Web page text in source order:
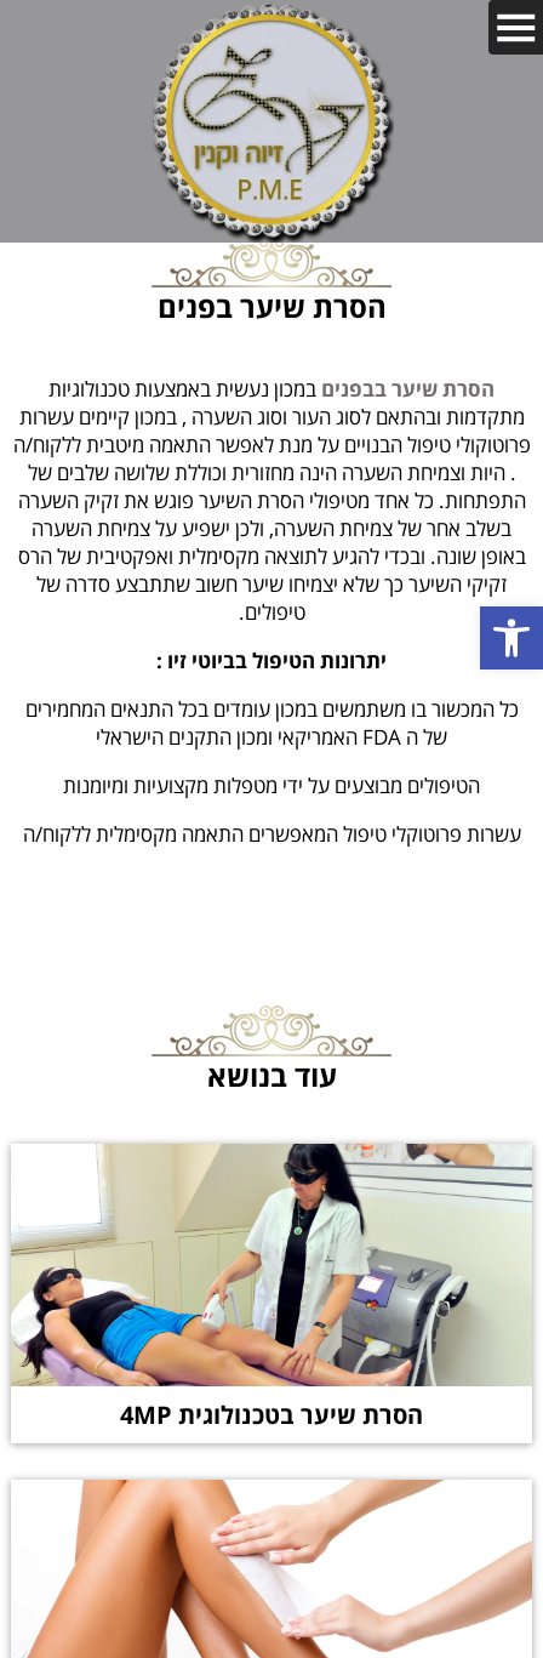
פתח סרגל נגישות
הסרת שיער בפנים
הסרת שיער בבפנים במכון נעשית באמצעות טכנולוגיות
מתקדמות ובהתאם לסוג העור וסוג השערה , במכון קיימים עשרות
פרוטוקולי טיפול הבנויים על מנת לאפשר התאמה מיטבית ללקוח/ה
. היות וצמיחת השערה הינה מחזורית וכוללת שלושה שלבים של
התפתחות. כל אחד מטיפולי הסרת השיער פוגש את זקיק השערה
בשלב אחר של צמיחת השערה, ולכן ישפיע על צמיחת השערה
באופן שונה. ובכדי להגיע לתוצאה מקסימלית ואפקטיבית של הרס
זקיקי השיער כך שלא יצמיחו שיער חשוב שתתבצע סדרה של
טיפולים.
יתרונות הטיפול בביוטי זיו :
כל המכשור בו משתמשים במכון עומדים בכל התנאים המחמירים
של ה FDA האמריקאי ומכון התקנים הישראלי
הטיפולים מבוצעים על ידי מטפלות מקצועיות ומיומנות
עשרות פרוטוקלי טיפול המאפשרים התאמה מקסימלית ללקוח/ה
עוד בנושא
הסרת שיער בטכנולוגית 4MP